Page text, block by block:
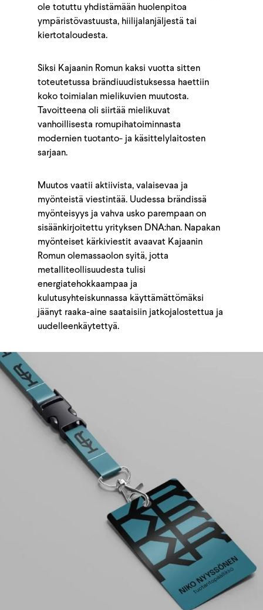
ole totuttu yhdistämään huolenpitoa
ympäristövastuusta, hiilijalanjäljestä tai
kiertotaloudesta.
Siksi Kajaanin Romun kaksi vuotta sitten
toteutetussa brändiuudistuksessa haettiin
koko toimialan mielikuvien muutosta.
Tavoitteena oli siirtää mielikuvat
vanhoillisesta romupihatoiminnasta
modernien tuotanto- ja käsittelylaitosten
sarjaan.
Muutos vaatii aktiivista, valaisevaa ja
myönteistä viestintää. Uudessa brändissä
myönteisyys ja vahva usko parempaan on
sisäänkirjoitettu yrityksen DNA:han. Napakan
myönteiset kärkiviestit avaavat Kajaanin
Romun olemassaolon syitä, jotta
metalliteollisuudesta tulisi
energiatehokkaampaa ja
kulutusyhteiskunnassa käyttämättömäksi
jäänyt raaka-aine saataisiin jatkojalostettua ja
uudelleenkäytettyä.